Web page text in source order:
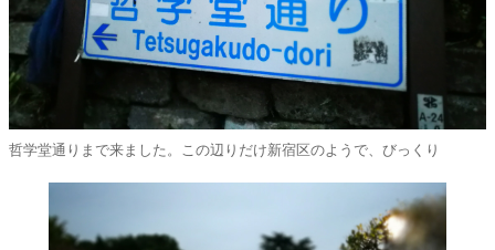
哲学堂通りまで来ました。この辺りだけ新宿区のようで、びっくり